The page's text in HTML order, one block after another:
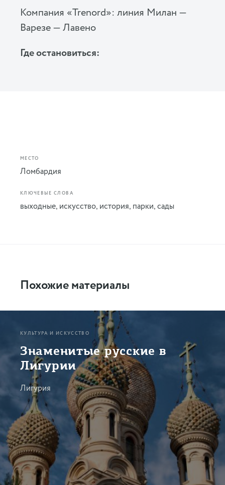
Компания «Trenord»: линия Милан —
Варезе — Лавено
Где остановиться:
МЕСТО
Ломбардия
КЛЮЧЕВЫЕ СЛОВА
выходные, искусство, история, парки,сады
Похожие материалы
КУЛЬТУРА И ИСКУССТВО
Знаменитые русские в
Лигурии
Лигурия